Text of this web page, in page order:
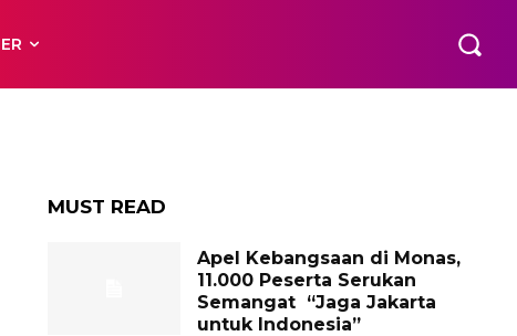
MUST READ
Apel Kebangsaan di Monas,
11.000 Peserta Serukan
Semangat “Jaga Jakarta
untuk Indonesia”